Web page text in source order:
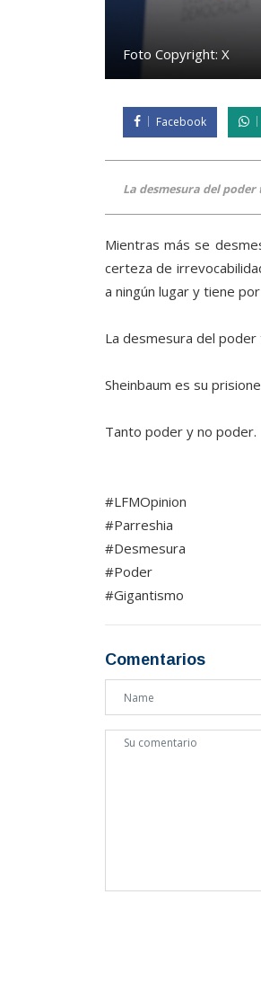
Foto Copyright: X
Facebook
La desmesura del
Mientras más se
certeza de
a ningún lugar y tiene
La desmesura del
Sheinbaum es su
Tanto poder y no poder.
#LFMOpinion
#Parreshia
#Desmesura
#Poder
#Gigantismo
Comentarios